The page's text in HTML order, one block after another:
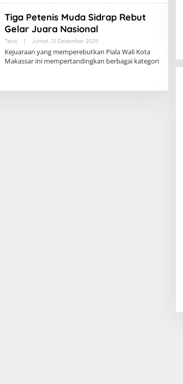
Tiga Petenis Muda Sidrap Rebut
Gelar Juara Nasional
Tenis Jumat, 12 Desember 2025
Kejuaraan yang memperebutkan Piala Wali Kota
Makassar ini mempertandingkan berbagai kategori